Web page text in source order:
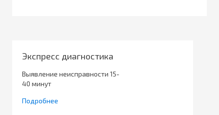
Экспресс диагностика
Выявление неисправности 15-
40 минут
Подробнее